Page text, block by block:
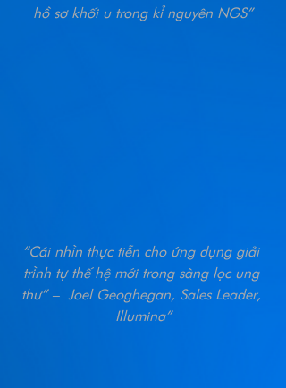
hồ sơ khối u trong kỉ nguyên NGS”
“Cái nhìn thực tiễn cho ứng dụng giải
trình tự thế hệ mới trong sàng lọc ung
thư” –  Joel Geoghegan, Sales Leader,
Illumina”